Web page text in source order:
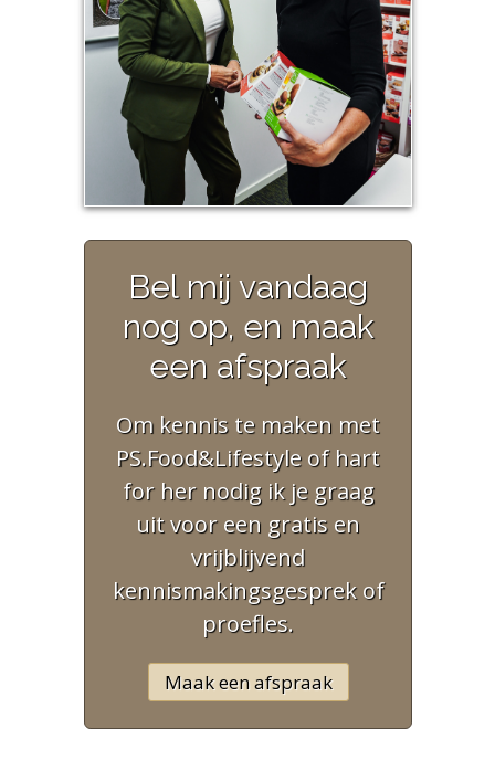
Bel mij vandaag
nog op, en maak
een afspraak
Om kennis te maken met
PS.Food&Lifestyle of hart
for her nodig ik je graag
uit voor een gratis en
vrijblijvend
kennismakingsgesprek of
proefles.
Maak een afspraak